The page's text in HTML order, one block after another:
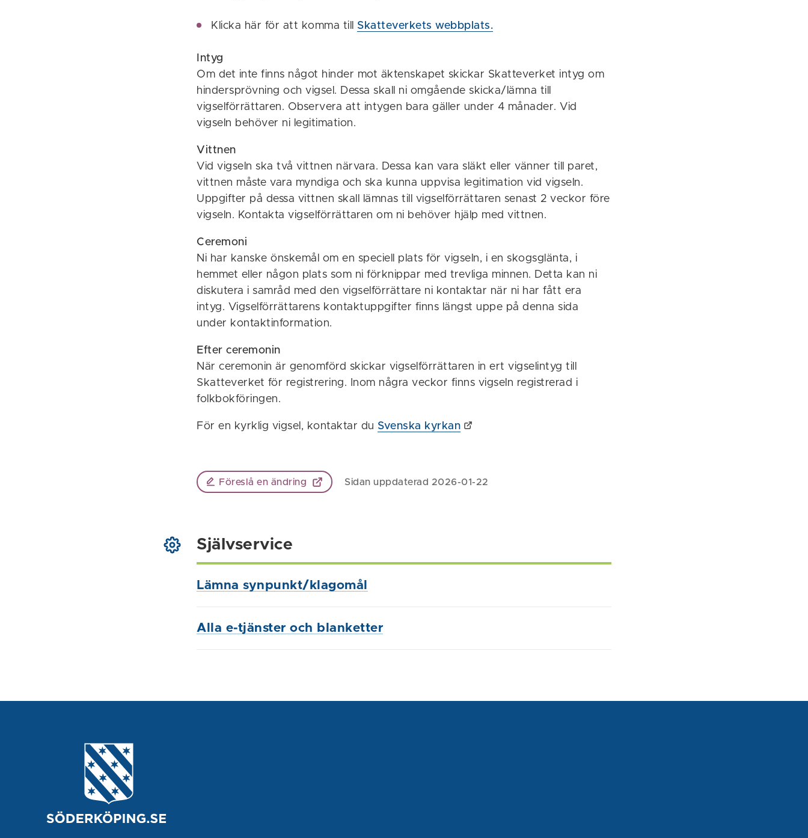
Klicka här för att komma till Skatteverkets webbplats.
Intyg
Om det inte finns något hinder mot äktenskapet skickar Skatteverket intyg om
hindersprövning och vigsel. Dessa skall ni omgående skicka/lämna till
vigselförrättaren. Observera att intygen bara gäller under 4 månader. Vid
vigseln behöver ni legitimation.
Vittnen
Vid vigseln ska två vittnen närvara. Dessa kan vara släkt eller vänner till paret,
vittnen måste vara myndiga och ska kunna uppvisa legitimation vid vigseln.
Uppgifter på dessa vittnen skall lämnas till vigselförrättaren senast 2 veckor före
vigseln. Kontakta vigselförrättaren om ni behöver hjälp med vittnen.
Ceremoni
Ni har kanske önskemål om en speciell plats för vigseln, i en skogsglänta, i
hemmet eller någon plats som ni förknippar med trevliga minnen. Detta kan ni
diskutera i samråd med den vigselförrättare ni kontaktar när ni har fått era
intyg. Vigselförrättarens kontaktuppgifter finns längst uppe på denna sida
under kontaktinformation.
Efter ceremonin
När ceremonin är genomförd skickar vigselförrättaren in ert vigselintyg till
Skatteverket för registrering. Inom några veckor finns vigseln registrerad i
folkbokföringen.
För en kyrklig vigsel, kontaktar du Svenska kyrkan
Föreslå en ändring Sidan uppdaterad 2026-01-22
Självservice
Lämna synpunkt/klagomål
Alla e-tjänster och blanketter